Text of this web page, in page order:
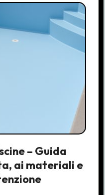
– Guida
ai materiali e